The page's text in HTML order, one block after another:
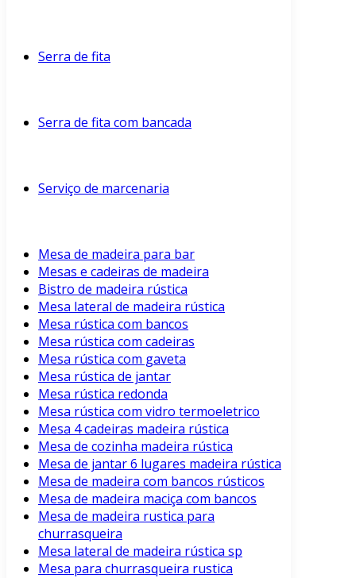
Serra de fita
Serra de fita com bancada
Serviço de marcenaria
Mesa de madeira para bar
Mesas e cadeiras de madeira
Bistro de madeira rústica
Mesa lateral de madeira rústica
Mesa rústica com bancos
Mesa rústica com cadeiras
Mesa rústica com gaveta
Mesa rústica de jantar
Mesa rústica redonda
Mesa rústica com vidro termoeletrico
Mesa 4 cadeiras madeira rústica
Mesa de cozinha madeira rústica
Mesa de jantar 6 lugares madeira rústica
Mesa de madeira com bancos rústicos
Mesa de madeira maciça com bancos
Mesa de madeira rustica para
churrasqueira
Mesa lateral de madeira rústica sp
Mesa para churrasqueira rustica